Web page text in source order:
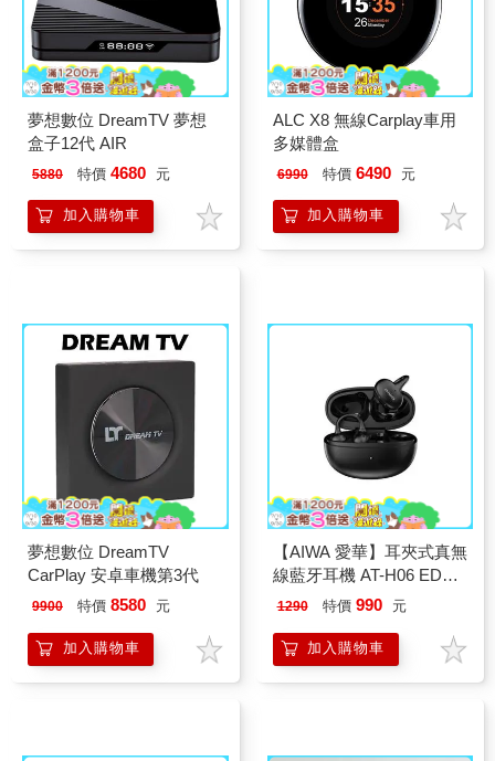
夢想數位 DreamTV 夢想
盒子12代 AIR
5880 特價 4680 元
加入購物車
ALC X8 無線Carplay車用
多媒體盒
6990 特價 6490 元
加入購物車
夢想數位 DreamTV
CarPlay 安卓車機第3代
9900 特價 8580 元
加入購物車
【AIWA 愛華】耳夾式真無
線藍牙耳機 AT-H06 EDGE
黑色
1290 特價 990 元
加入購物車